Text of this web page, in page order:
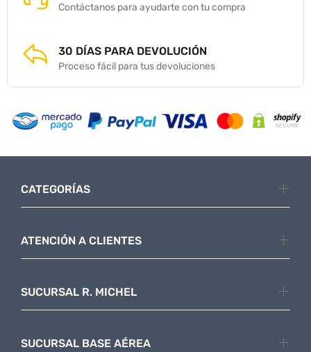
Contáctanos para ayudarte con tu compra
30 DÍAS PARA DEVOLUCIÓN
Proceso fácil para tus devoluciones
CATEGORÍAS
ATENCIÓN A CLIENTES
SUCURSAL R. MICHEL
SUCURSAL BASE AÉREA